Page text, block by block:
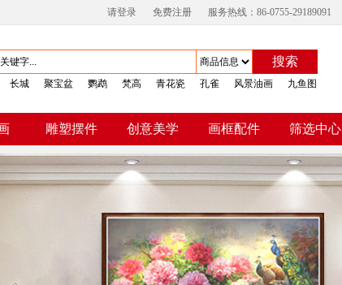
请登录 免费注册 服务热线：86-0755-29189091
搜索
长城 聚宝盆 鹦鹉 梵高 青花瓷 孔雀 风景油画 九鱼图
雕塑摆件 创意美学 画框配件 筛选中心